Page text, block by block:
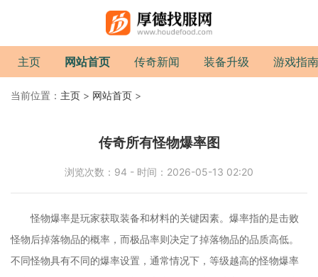
主页 网站首页 传奇新闻 装备升级 游戏指南
当前位置： 主页 > 网站首页 >
传奇所有怪物爆率图
浏览次数：94 - 时间：2026-05-13 02:20
怪物爆率是玩家获取装备和材料的关键因素。爆率指的是击败
怪物后掉落物品的概率，而极品率则决定了掉落物品的品质高低。
不同怪物具有不同的爆率设置，通常情况下，等级越高的怪物爆率